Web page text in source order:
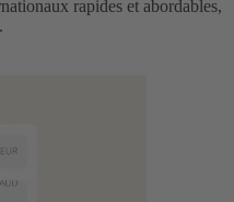
rapides et abordables,